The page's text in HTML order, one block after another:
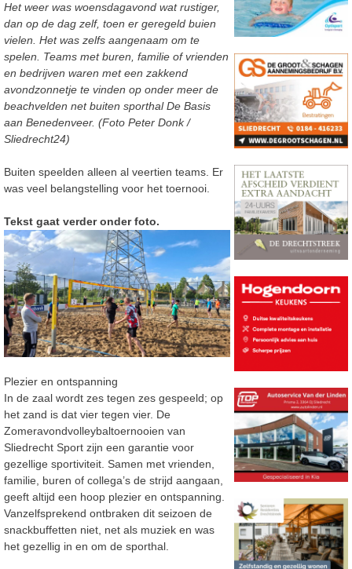
Het weer was woensdagavond wat rustiger,
dan op de dag zelf, toen er geregeld buien
vielen. Het was zelfs aangenaam om te
spelen. Teams met buren, familie of vrienden
en bedrijven waren met een zakkend
avondzonnetje te vinden op onder meer de
beachvelden net buiten sporthal De Basis
aan Benedenveer. (Foto Peter Donk /
Sliedrecht24)
Buiten speelden alleen al veertien teams. Er
was veel belangstelling voor het toernooi.
Tekst gaat verder onder foto.
Plezier en ontspanning
In de zaal wordt zes tegen zes gespeeld; op
het zand is dat vier tegen vier. De
Zomeravondvolleybaltoernooien van
Sliedrecht Sport zijn een garantie voor
gezellige sportiviteit. Samen met vrienden,
familie, buren of collega’s de strijd aangaan,
geeft altijd een hoop plezier en ontspanning.
Vanzelfsprekend ontbraken dit seizoen de
snackbuffetten niet, net als muziek en was
het gezellig in en om de sporthal.